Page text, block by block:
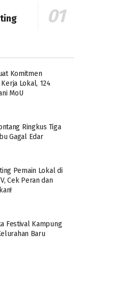
Komitmen
Lokal, 124
MoU
Ringkus Tiga
Gagal Edar
Pemain Lokal di
Cek Peran dan
Festival Kampung
Baru